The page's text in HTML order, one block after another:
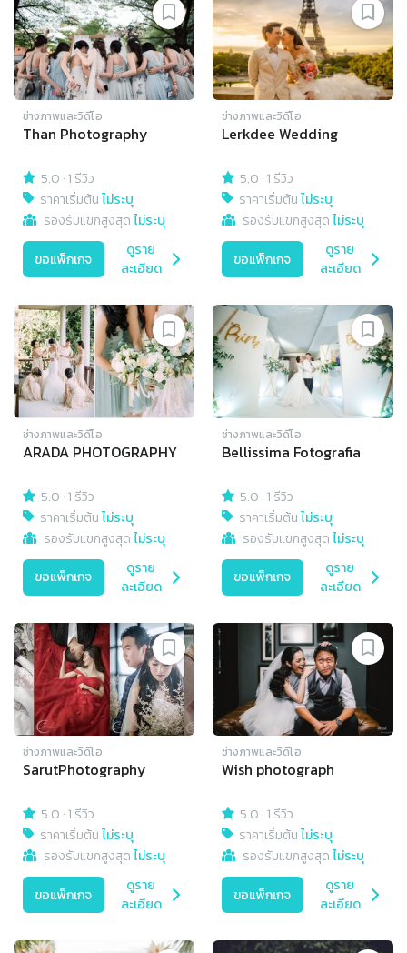
ช่างภาพและวิดีโอ
Than Photography
5.0 ·1 รีวิว
ราคาเริ่มต้นไม่ระบุ
รองรับแขกสูงสุดไม่ระบุ
ขอแพ็กเกจ
ดูราย
ละเอียด
ช่างภาพและวิดีโอ
Lerkdee Wedding
5.0 ·1 รีวิว
ราคาเริ่มต้นไม่ระบุ
รองรับแขกสูงสุดไม่ระบุ
ขอแพ็กเกจ
ดูราย
ละเอียด
ช่างภาพและวิดีโอ
ARADA PHOTOGRAPHY
5.0 ·1 รีวิว
ราคาเริ่มต้นไม่ระบุ
รองรับแขกสูงสุดไม่ระบุ
ขอแพ็กเกจ
ดูราย
ละเอียด
ช่างภาพและวิดีโอ
Bellissima Fotografia
5.0 ·1 รีวิว
ราคาเริ่มต้นไม่ระบุ
รองรับแขกสูงสุดไม่ระบุ
ขอแพ็กเกจ
ดูราย
ละเอียด
ช่างภาพและวิดีโอ
SarutPhotography
5.0 ·1 รีวิว
ราคาเริ่มต้นไม่ระบุ
รองรับแขกสูงสุดไม่ระบุ
ขอแพ็กเกจ
ดูราย
ละเอียด
ช่างภาพและวิดีโอ
Wish photograph
5.0 ·1 รีวิว
ราคาเริ่มต้นไม่ระบุ
รองรับแขกสูงสุดไม่ระบุ
ขอแพ็กเกจ
ดูราย
ละเอียด